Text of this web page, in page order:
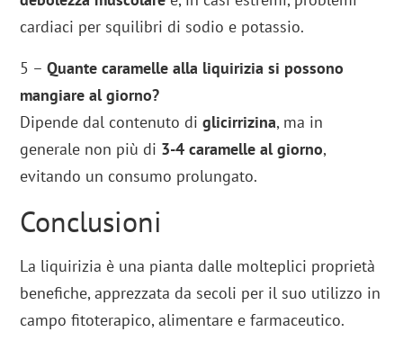
cardiaci per squilibri di sodio e potassio.
5 –Quante caramelle alla liquirizia si possono
mangiare al giorno?
Dipende dal contenuto diglicirrizina, ma in
generale non più di 3-4 caramelle al giorno,
evitando un consumo prolungato.
Conclusioni
La liquirizia è una pianta dalle molteplici proprietà
benefiche, apprezzata da secoli per il suo utilizzo in
campo fitoterapico, alimentare e farmaceutico.